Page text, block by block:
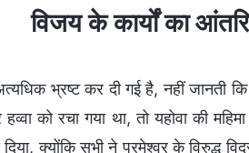
विजय के कार्यों का
अत्यधिक भ्रष्ट कर दी गई है, नहीं
को रचा गया था, तो यहोवा की
क्योंकि सभी ने परमेश्वर के विरुद्ध